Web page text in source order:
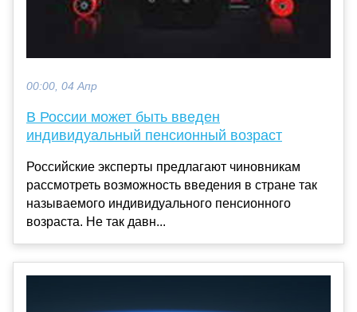
00:00, 04 Апр
В России может быть введен
индивидуальный пенсионный возраст
Российские эксперты предлагают чиновникам
рассмотреть возможность введения в стране так
называемого индивидуального пенсионного
возраста. Не так давн...